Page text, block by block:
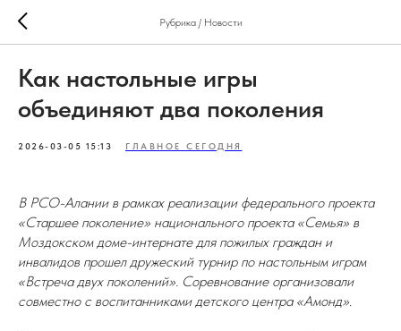
Рубрика / Новости
Как настольные игры
объединяют два поколения
2026-03-05 15:13 ГЛАВНОЕ СЕГОДНЯ
В РСО-Алании в рамках реализации федерального проекта
«Старшее поколение» национального проекта «Семья» в
Моздокском доме-интернате для пожилых граждан и
инвалидов прошел дружеский турнир по настольным играм
«Встреча двух поколений». Соревнование организовали
совместно с воспитанниками детского центра «Амонд».